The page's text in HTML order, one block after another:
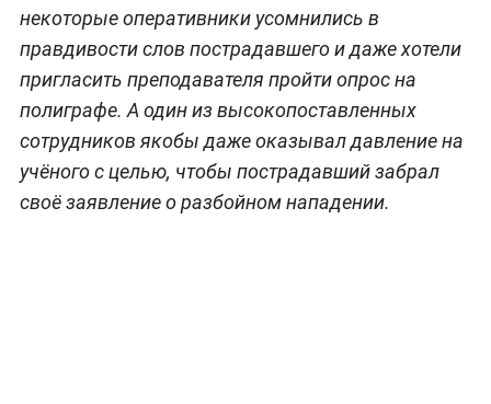
некоторые оперативники усомнились в
правдивости слов пострадавшего и даже хотели
пригласить преподавателя пройти опрос на
полиграфе. А один из высокопоставленных
сотрудников якобы даже оказывал давление на
учёного с целью, чтобы пострадавший забрал
своё заявление о разбойном нападении.